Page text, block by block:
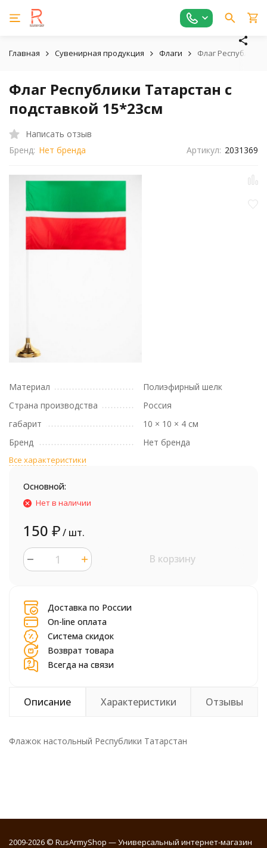
Главная Сувенирная продукция Флаги Флаг Республики
Флаг Республики Татарстан с
подставкой 15*23см
Написать отзыв
Бренд: Нет бренда Артикул: 2031369
Материал
Полиэфирный шелк
Страна производства
Россия
габарит
10 × 10 × 4 см
Бренд
Нет бренда
Все характеристики
Основной:
Нет в наличии
150 ₽/ шт.
В корзину
Доставка по России
On-line оплата
Система скидок
Возврат товара
Всегда на связи
Описание Характеристики Отзывы
Флажок настольный Республики Татарстан
2009-2026 © RusArmyShop — Универсальный интернет-магазин